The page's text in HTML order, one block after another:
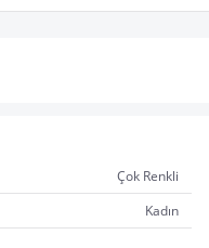
Çok Renkli
Kadın